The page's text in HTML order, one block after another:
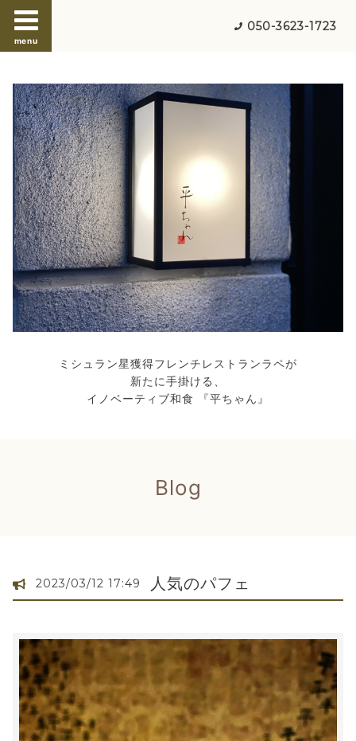
menu
050-3623-1723
ミシュラン星獲得フレンチレストランラペが
新たに手掛ける、
イノベーティブ和食 『平ちゃん』
Blog
2023/03/12 17:49 人気のパフェ